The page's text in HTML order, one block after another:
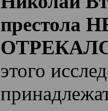
престола
этого